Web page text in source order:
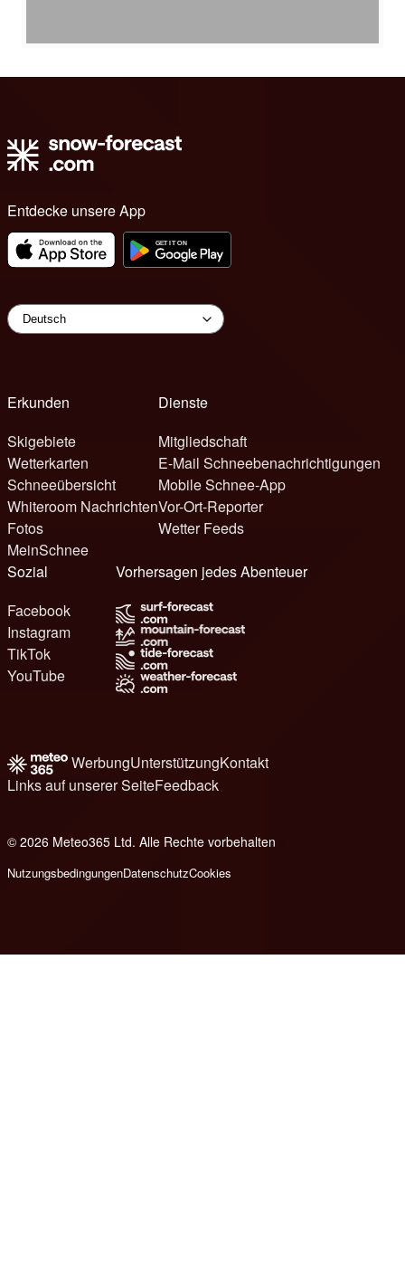
Entdecke unsere App
Erkunden
Skigebiete
Wetterkarten
Schneeübersicht
Whiteroom Nachrichten
Fotos
MeinSchnee
Dienste
Mitgliedschaft
E-Mail Schneebenachrichtigungen
Mobile Schnee-App
Vor-Ort-Reporter
Wetter Feeds
Sozial
Facebook
Instagram
TikTok
YouTube
Vorhersagen jedes Abenteuer
WerbungUnterstützungKontakt
Links auf unserer SeiteFeedback
© 2026 Meteo365 Ltd. Alle Rechte vorbehalten
NutzungsbedingungenDatenschutzCookies